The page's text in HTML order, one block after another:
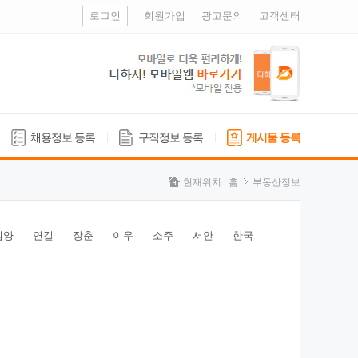
로그인 회원가입 광고문의 고객센터
채용정보 등록 구직정보 등록 게시물 등록
현재위치 : 홈 부동산정보
양 연길 장춘 이우 소주 서안 한국